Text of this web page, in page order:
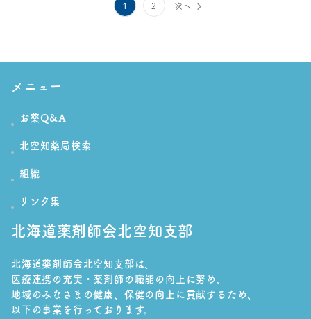
ジ
送
り
1 2 次へ
メニュー
お薬Q&A
北空知薬局検索
組織
リンク集
北海道薬剤師会北空知支部
北海道薬剤師会北空知支部は、
医療連携の充実・薬剤師の職能の向上に努め、
地域のみなさまの健康、保健の向上に貢献するため、
以下の事業を行っております。